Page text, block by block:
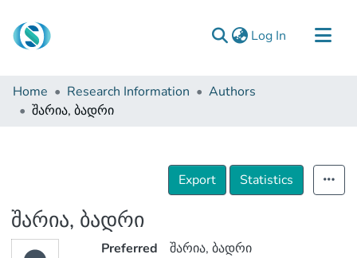
Log In (current)
Communities & Collections
Browse
Home Research Information
Authors
შარია, ბადრი
Export Statistics
შარია, ბადრი
Preferred
შარია, ბადრი